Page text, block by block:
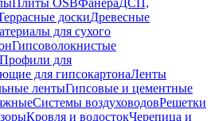
Плиты OSBФанераДСП,
доскиДревесные
для сухого
Гипсоволокнистые
Профили для
для гипсокартонаЛенты
лентыГипсовые и цементные
Системы воздуховодовРешетки
Кровля и водостокЧерепица и